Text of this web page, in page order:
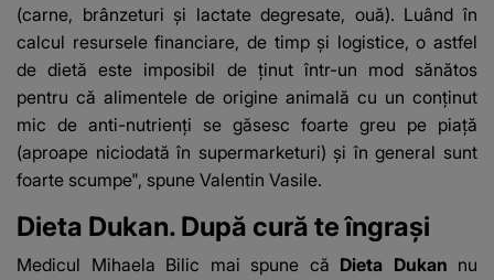
(carne, brânzeturi şi lactate degresate, ouă). Luând în
calcul resursele financiare, de timp şi logistice, o astfel
de dietă este imposibil de ţinut într-un mod sănătos
pentru că alimentele de origine animală cu un conţinut
mic de anti-nutrienţi se găsesc foarte greu pe piaţă
(aproape niciodată în supermarketuri) şi în general sunt
foarte scumpe", spune Valentin Vasile.
Dieta Dukan. După cură te îngrași
Medicul Mihaela Bilic mai spune că Dieta Dukan nu